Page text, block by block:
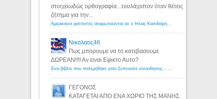
στοιχειωδώς ορθογραφία...τουλάχιστον όταν θέτεις
ζήτημα για την...
Αμερικανοί ρατσιστές αναρωτιούνται αν ο Ηλίας Κασιδιάρης ανήκει στη λευκή φυλή... - Λόγιος Ερμής
Νικολαος46
Πως μπορουμε να το κατεβασουμε
ΔΩΡΕΑΝ!!!! Αν ειναι Εφικτο Αυτο?
Ένα βιβλίο που πολεμήθηκε γιατί ξυπνούσε συνειδήσεις... - Λόγιος Ερμής | Η γνώση ξεκινάει με την αναζήτηση...
ΓΕΓΟΝΟΣ
ΚΑΤΑΓΕΤΑΙ ΑΠΟ ΕΝΑ ΧΩΡΙΟ ΤΗΣ ΜΑΝΗΣ.